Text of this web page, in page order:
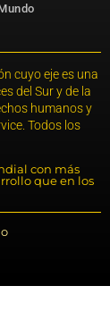
cuyo eje es una
del Sur y de la
humanos y
Todos los
con más
que en los